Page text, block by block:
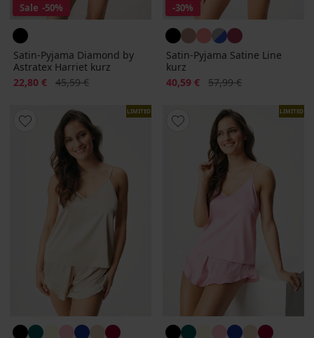
Sale -50%
Satin-Pyjama Diamond by
Astratex Harriet kurz
Rabatt
22,80 € Alter Preis
45,59 €
-30%
Satin-Pyjama Satine Line
kurz
Rabatt
40,59 € Alter Preis
57,99 €
LIMITED LIMITED